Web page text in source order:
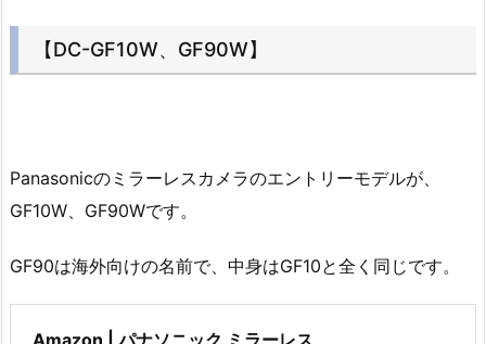
【DC-GF10W、GF90W】
Panasonicのミラーレスカメラのエントリーモデルが、
GF10W、GF90Wです。
GF90は海外向けの名前で、中身はGF10と全く同じです。